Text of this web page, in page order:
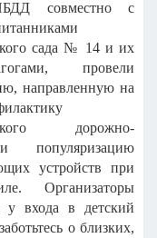
совместно с
сада№ 14 и их
провели
направленную на
дорожно-
популяризацию
устройств при
Организаторы
у входа в детский
о близких,